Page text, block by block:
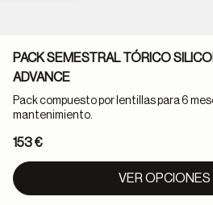
PACK SEMESTRAL TÓRICO
ADVANCE
Pack compuesto por lentillas para 6
mantenimiento.
153 €
VER OPCIONES